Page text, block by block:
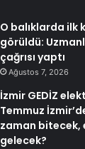
O balıklarda ilk
görüldü:
çağrısı yaptı
Ağustos 7, 2026
İzmir GEDİZ
Temmuz
zaman bitecek,
gelecek?